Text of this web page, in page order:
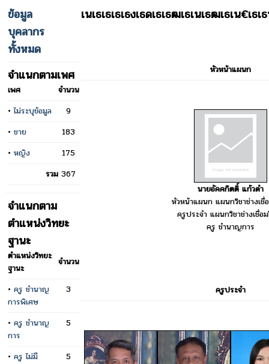
ข้อมูล
บุคลากร
ทั้งหมด
จำแนกตามเพศ
เพศ
จำนวน
•ไม่ระบุข้อมูล
9
• ชาย
183
• หญิง
175
รวม 367
จำแนกตาม
ตำแหน่งวิทยะ
ฐานะ
ตำแหน่งวิทยะ
ฐานะ
จำนวน
• ครู ชำนาญ
การพิเศษ
3
• ครู ชำนาญ
การ
5
• ครู ไม่มี
5
เนเธเธเธเธงเธดเธเธฒเธเนเธฒเธเน€เ
หัวหน้าแผนก
นายอัคคกิตติ์ แก้วดำ
หัวหน้าแผนก แผนกวิชาช่างเชื่
ครูประจำ แผนกวิชาช่างเชื่อ
ครู ชำนาญการ
ครูประจำ